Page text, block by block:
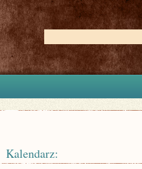
Kalendarz: